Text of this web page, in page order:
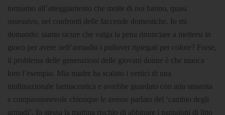
torniamo all’atteggiamento che molte di noi hanno, quasi
ossessivo, nei confronti delle faccende domestiche. Io mi
domando: siamo sicure che valga la pena rinunciare a mettersi in
gioco per avere nell’armadio i pullover ripiegati per colore? Forse,
il problema delle generazioni delle giovani donne è che manca
loro l’esempio. Mia madre ha scalato i vertici di una
multinazionale farmaceutica e avrebbe guardato con aria smarrita
e compassionevole chiunque le avesse parlato del ‘cambio degli
armadi’. Io stessa la mattina rischio di abbinare i pantaloni di lino